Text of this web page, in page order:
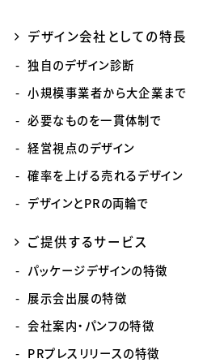
デザイン会社としての特長
独自のデザイン診断
小規模事業者から大企業まで
必要なものを一貫体制で
経営視点のデザイン
確率を上げる売れるデザイン
デザインとPRの両輪で
ご提供するサービス
パッケージデザインの特徴
展示会出展の特徴
会社案内・パンフの特徴
PRプレスリリースの特徴